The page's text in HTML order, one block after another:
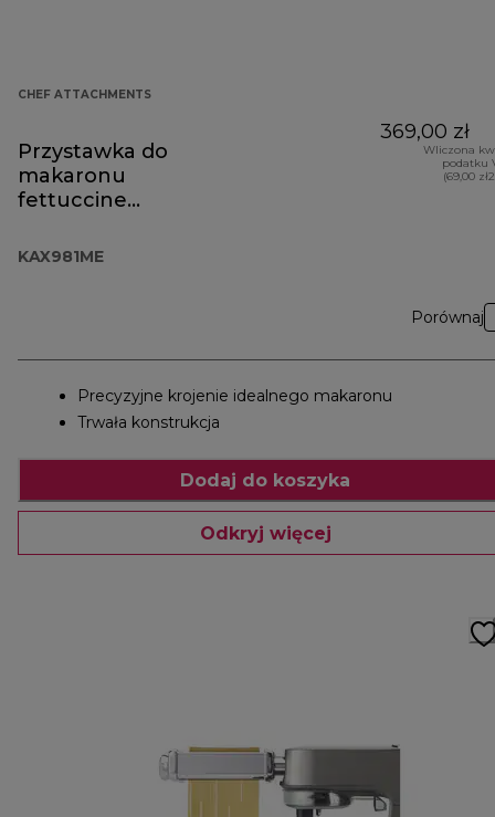
CHEF ATTACHMENTS
Przystawka do
makaronu
fettuccine
KAX981ME
369,00 zł
Wliczona
podatku
(69,00
Porównaj
Precyzyjne krojenie idealnego makaronu
Trwała konstrukcja
Dodaj do koszyka
Odkryj więcej